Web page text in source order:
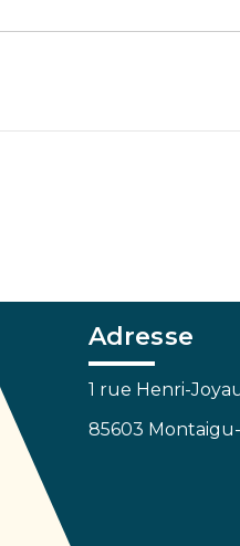
Adresse
1 rue Henri-
85603